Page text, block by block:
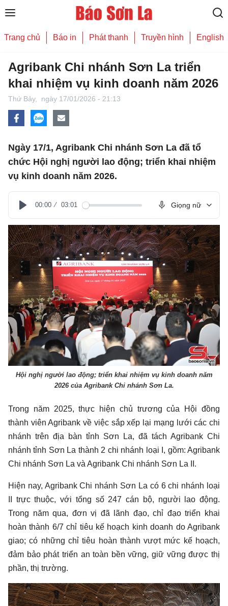
Trang chủ Báo in Phát thanh Truyền hình English
Agribank Chi nhánh Sơn La triển
khai nhiệm vụ kinh doanh năm 2026
Thứ Bảy, ngày 17/01/2026 - 21:13
Ngày 17/1, Agribank Chi nhánh Sơn La đã tổ
chức Hội nghị người lao động; triển khai nhiệm
vụ kinh doanh năm 2026.
Play
00:00 03:01 Giọng nữ
Hội nghị người lao động; triển khai nhiệm vụ kinh doanh năm
2026 của Agribank Chi nhánh Sơn La.
Trong năm 2025, thực hiện chủ trương của Hội đồng
thành viên Agribank về việc sắp xếp lại mạng lưới các chi
nhánh trên địa bàn tỉnh Sơn La, đã tách Agribank Chi
nhánh tỉnh Sơn La thành 2 chi nhánh loại I, gồm: Agribank
Chi nhánh Sơn La và Agribank Chi nhánh Sơn La II.
Hiện nay, Agribank Chi nhánh Sơn La có 6 chi nhánh loại
II trực thuộc, với tổng số 247 cán bộ, người lao động.
Trong năm qua, đơn vị đã lãnh đạo, chỉ đạo triển khai
hoàn thành 6/7 chỉ tiêu kế hoạch kinh doanh do Agribank
giao; có những chỉ tiêu hoàn thành vượt mức kế hoạch,
đảm bảo phát triển an toàn bền vững, giữ vững được thị
phần, thị trường.